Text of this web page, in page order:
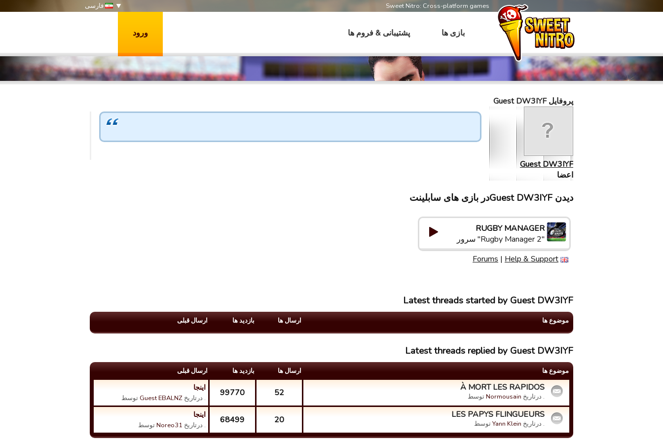
Sweet Nitro: Cross-platform games فارسی
بازی ها پشتیبانی & فروم ها ورود
پروفایل Guest DW3IYF
Guest DW3IYF
اعضا
دیدن Guest DW3IYFدر بازی های سابلینت
RUGBY MANAGER
"Rugby Manager 2" سرور
Forums | Help & Support
Latest threads started by Guest DW3IYF
موضوع ها ارسال ها بازدید ها ارسال قبلی
Latest threads replied by Guest DW3IYF
موضوع ها ارسال ها بازدید ها ارسال قبلی
À MORT LES RAPIDOS
. درتاریخ Normousainتوسط 52
99770 اینجا
. درتاریخ Guest EBALNZ توسط
LES PAPYS FLINGUEURS
. درتاریخ Yann Kleinتوسط 20
68499 اینجا
. درتاریخ Noreo31توسط